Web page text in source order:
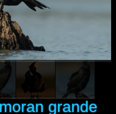
grande